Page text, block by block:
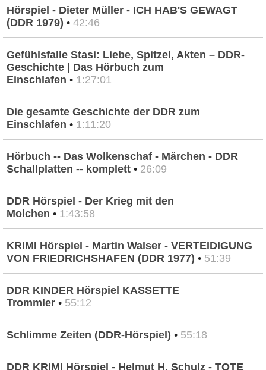
Hörspiel - Dieter Müller - ICH HAB'S GEWAGT
(DDR 1979) • 42:46
Gefühlsfalle Stasi: Liebe, Spitzel, Akten – DDR-
Geschichte | Das Hörbuch zum
Einschlafen • 1:27:01
Die gesamte Geschichte der DDR zum
Einschlafen • 1:11:20
Hörbuch -- Das Wolkenschaf - Märchen - DDR
Schallplatten -- komplett • 26:09
DDR Hörspiel - Der Krieg mit den
Molchen • 1:43:58
KRIMI Hörspiel - Martin Walser - VERTEIDIGUNG
VON FRIEDRICHSHAFEN (DDR 1977) • 51:39
DDR KINDER Hörspiel KASSETTE
Trommler • 55:12
Schlimme Zeiten (DDR-Hörspiel) • 55:18
DDR KRIMI Hörspiel - Helmut H. Schulz - TOTE